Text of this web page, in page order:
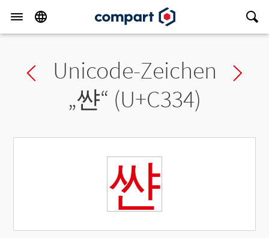
Previous char
Unicode-Zeichen
„쌴“ (U+C334)
쌴